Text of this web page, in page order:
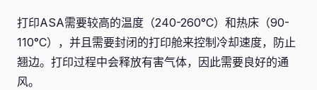
打印ASA需要较高的温度（240-260°C）和热床（90-
110°C），并且需要封闭的打印舱来控制冷却速度，防止
翘边。打印过程中会释放有害气体，因此需要良好的通
风。